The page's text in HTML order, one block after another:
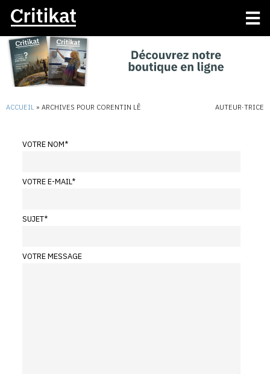
ACCUEIL » ARCHIVES POUR CORENTIN LÊ AUTEUR·TRICE
VOTRE NOM*
VOTRE E-MAIL*
SUJET*
VOTRE MESSAGE